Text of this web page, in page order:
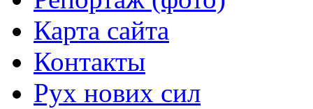
Карта сайта
Контакты
Рух нових сил